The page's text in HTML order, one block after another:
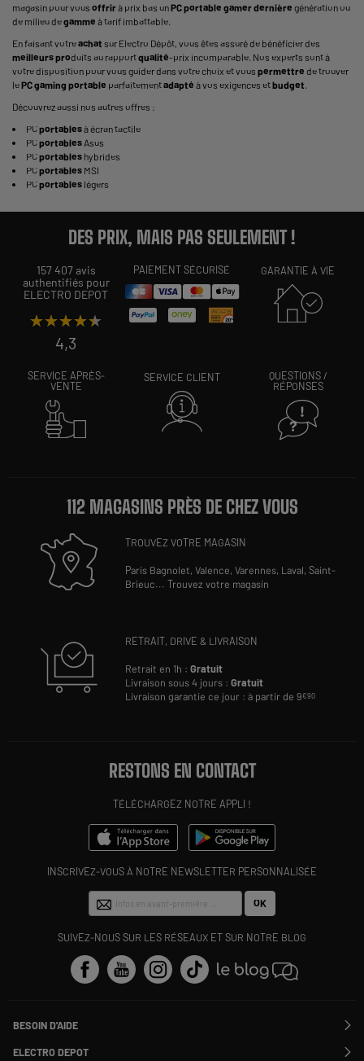
magasin pour vous offrirà prix bas unPCportable gamerdernière génération ou
de milieu degamme à tarif imbattable.
En faisant votreachat sur Electro Dépôt, vous êtes assuré de bénéficier des
meilleursproduits au rapportqualité-prix incomparable. Nos experts sont à
votre disposition pour vous guider dans votre choix et vous permettre de trouver
lePCgaming portable parfaitementadapté à vos exigences etbudget
Découvrez aussi nos autres offres :
PCportablesà écran tactile
PCportables Asus
PCportables hybrides
PCportables MSI
PCportables légers
DES PRIX, MAIS PAS SEULEMENT !
157 407 avis
authentifiés pour
ELECTRO DEPOT
★★★★★
★★★★★
4,3
PAIEMENT SÉCURISÉ GARANTIE À VIE
SERVICE APRÈS-
VENTE
SERVICE CLIENT
QUESTIONS /
RÉPONSES
112 MAGASINS PRÈS DE CHEZ VOUS
TROUVEZ VOTRE MAGASIN
Paris Bagnolet,Valence,Varennes, Laval,Saint-
Brieuc...Trouvez votre magasin
RETRAIT, DRIVE & LIVRAISON
Retrait en 1h :Gratuit
Livraison sous 4 jours :Gratuit
Livraison garantie ce jour : à partir de 9€90
RESTONS EN CONTACT
TÉLÉCHARGEZ NOTRE APPLI !
INSCRIVEZ-VOUS À NOTRE NEWSLETTER PERSONNALISÉE
OK
SUIVEZ-NOUS SUR LES RÉSEAUX ET SUR NOTRE BLOG
BESOIN D'AIDE
ELECTRO DEPOT